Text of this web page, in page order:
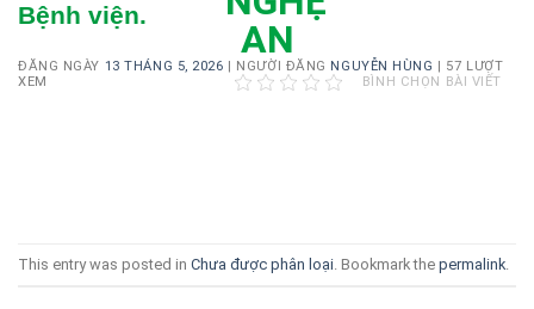
Bệnh viện.
ĐĂNG NGÀY 13 THÁNG 5, 2026 | NGƯỜI ĐĂNG NGUYỄN HÙNG | 57 LƯỢT
XEM
BÌNH CHỌN BÀI VIẾT
This entry was posted in Chưa được phân loại . Bookmark the permalink